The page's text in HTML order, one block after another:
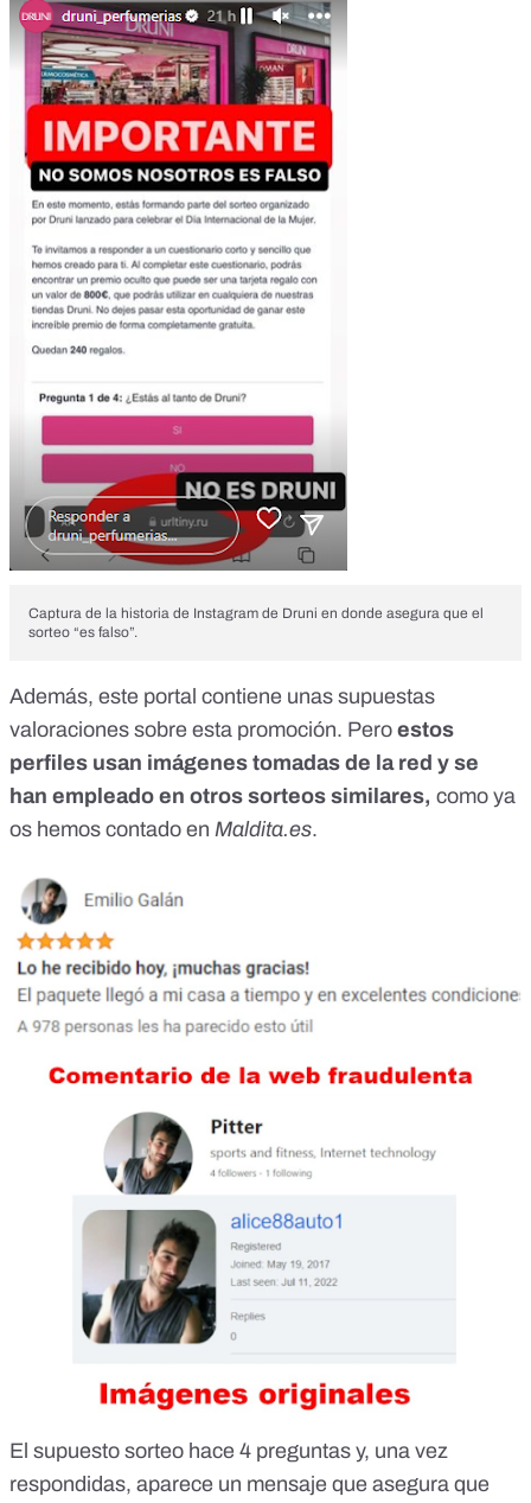
Captura de la historia de Instagram de Druni en donde asegura que el
sorteo “es falso”.
Además, este portal contiene unas supuestas
valoraciones sobre esta promoción. Pero estos
perfiles usan imágenes tomadas de la red y se
han empleado en otros sorteos similares, como ya
os hemos contado en Maldita.es.
El supuesto sorteo hace 4 preguntas y, una vez
respondidas, aparece un mensaje que asegura que